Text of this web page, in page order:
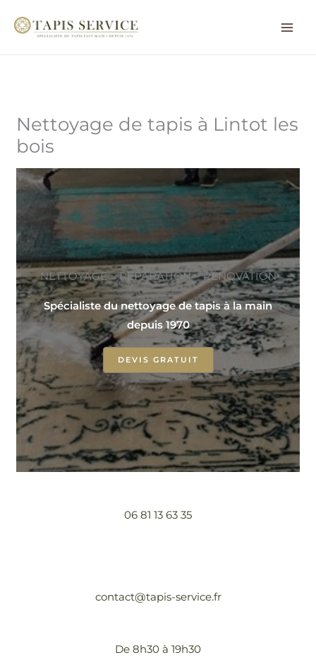
Nettoyage de tapis à Lintot les
bois
NETTOYAGE ~ RÉPARATION ~ RÉNOVATION
Spécialiste du nettoyage de tapis à la main
depuis 1970
DEVIS GRATUIT
06 81 13 63 35
contact@tapis-service.fr
De 8h30 à 19h30